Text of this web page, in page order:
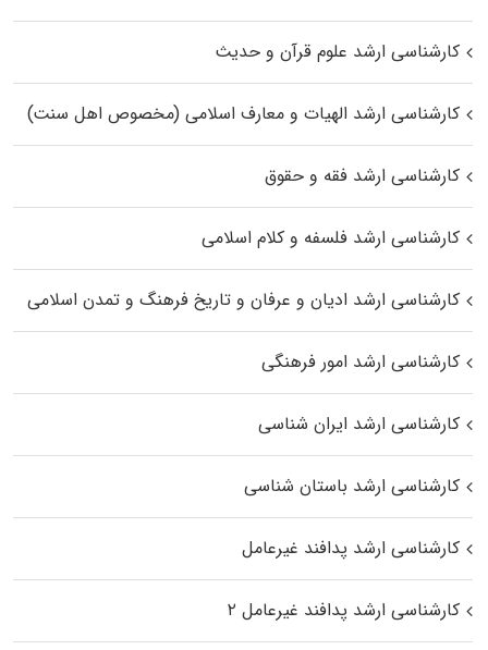
کارشناسی ارشد علوم قرآن و حدیث
کارشناسی ارشد الهیات و معارف اسلامی (مخصوص اهل سنت)
کارشناسی ارشد فقه و حقوق
کارشناسی ارشد فلسفه و کلام اسلامی
کارشناسی ارشد ادیان و عرفان و تاریخ فرهنگ و تمدن اسلامی
کارشناسی ارشد امور فرهنگی
کارشناسی ارشد ایران شناسی
کارشناسی ارشد باستان شناسی
کارشناسی ارشد پدافند غیرعامل
کارشناسی ارشد پدافند غیرعامل ۲